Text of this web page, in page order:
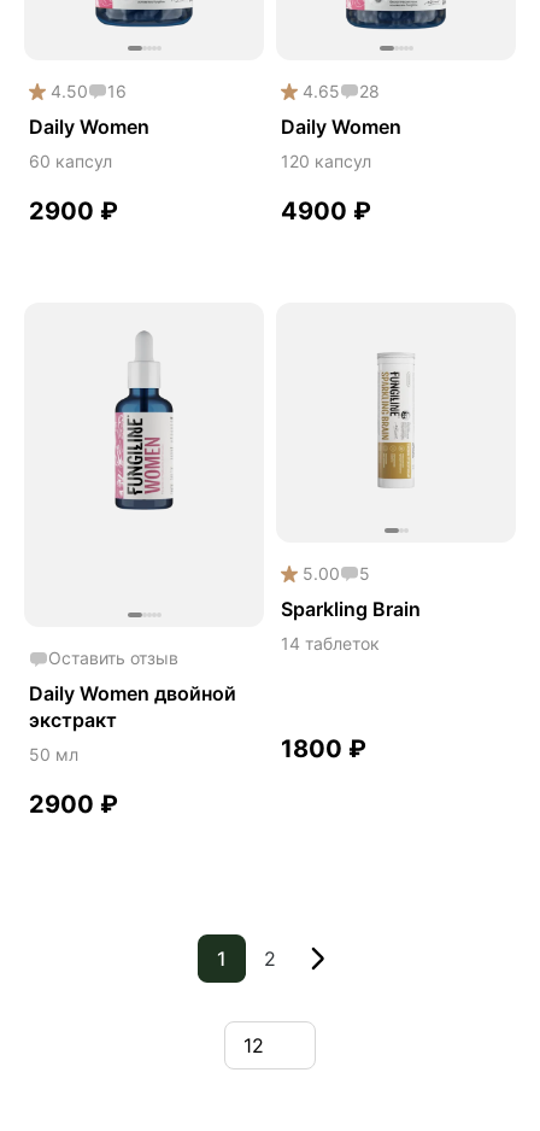
Сердце и сосуды
Снижение давления
Снижение сахара
Спокойствие и сон
Шлемник байкальский
Энергия и выносливость
4.50 16
Daily Women
60 капсул
2900 ₽
4.65 28
Daily Women
120 капсул
4900 ₽
Оставить отзыв
Daily Women двойной
экстракт
50 мл
2900 ₽
5.00 5
Sparkling Brain
14 таблеток
1800 ₽
1 2